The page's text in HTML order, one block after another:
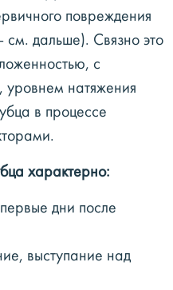
повреждения
см. дальше). Связно это
с
уровнем натяжения
в процессе
характерно:
дни после
выступание над